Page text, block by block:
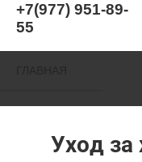
+7(977) 951-89-
55
УСЛУГИ
ГАРАНТИЯУход за